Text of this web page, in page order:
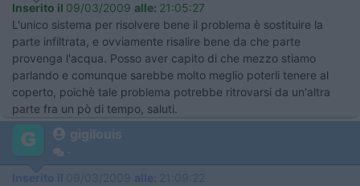
Inserito il 09/03/2009 alle: 21:05:27
L'unico sistema per risolvere bene il problema è sostituire la
parte infiltrata, e ovviamente risalire bene da che parte
provenga l'acqua. Posso aver capito di che mezzo stiamo
parlando e comunque sarebbe molto meglio poterli tenere al
coperto, poichè tale problema potrebbe ritrovarsi da un'altra
parte fra un pò di tempo, saluti.
gigilouis
Inserito il 09/03/2009 alle: 21:09:22